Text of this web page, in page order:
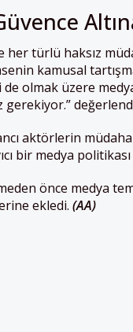
türlü haksız
kamusal
olmak üzere
gerekiyor.”
aktörlerin
bir medya
önce medya
ekledi. (AA)